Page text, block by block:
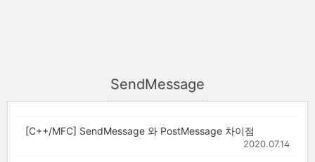
SendMessage
[C++/MFC] SendMessage 와 PostMessage 차이점
2020.07.14